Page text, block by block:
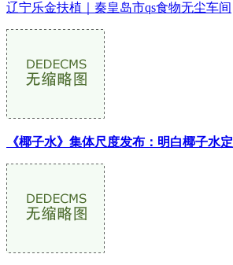
辽宁乐金扶植｜秦皇岛市qs食物无尘车间
《椰子水》集体尺度发布：明白椰子水定